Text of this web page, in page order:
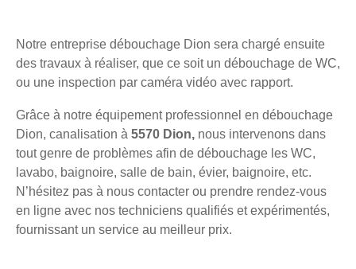
Notre entreprise débouchage Dion sera chargé ensuite
des travaux à réaliser, que ce soit un débouchage de WC,
ou une inspection par caméra vidéo avec rapport.
Grâce à notre équipement professionnel en débouchage
Dion, canalisation à 5570 Dion, nous intervenons dans
tout genre de problèmes afin de débouchage les WC,
lavabo, baignoire, salle de bain, évier, baignoire, etc.
N’hésitez pas à nous contacter ou prendre rendez-vous
en ligne avec nos techniciens qualifiés et expérimentés,
fournissant un service au meilleur prix.